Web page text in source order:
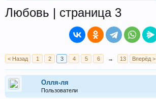
Любовь | страница 3
< Назад 1 2 3 4 5 6 → 13 Вперёд >
Олля-ля
Пользователи